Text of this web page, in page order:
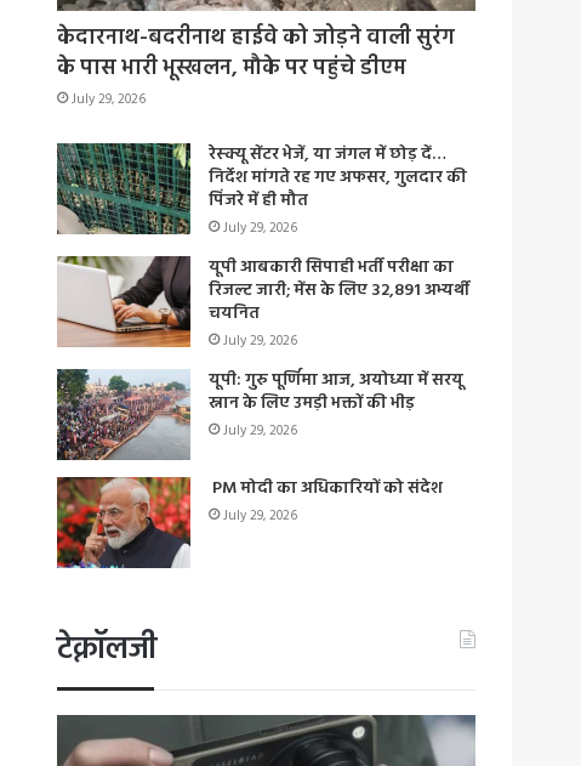
केदारनाथ-बदरीनाथ हाईवे को जोड़ने वाली सुरंग
के पास भारी भूस्खलन, मौके पर पहुंचे डीएम
July 29, 2026
रेस्क्यू सेंटर भेजें, या जंगल में छोड़ दें…
निर्देश मांगते रह गए अफसर, गुलदार की
पिंजरे में ही मौत
July 29, 2026
यूपी आबकारी सिपाही भर्ती परीक्षा का
रिजल्ट जारी; मेंस के लिए 32,891 अभ्यर्थी
चयनित
July 29, 2026
यूपी: गुरु पूर्णिमा आज, अयोध्या में सरयू
स्नान के लिए उमड़ी भक्तों की भीड़
July 29, 2026
PM मोदी का अधिकारियों को संदेश
July 29, 2026
टेक्नॉलजी